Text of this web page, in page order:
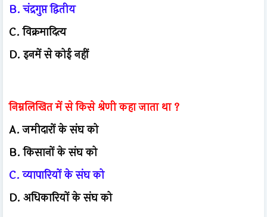
B. चंद्रगुप्त द्वितीय
C. विक्रमादित्य
D. इनमें से कोई नहीं
निम्नलिखित में से किसे श्रेणी कहा जाता था ?
A. जमीदारों के संघ को
B. किसानों के संघ को
C. व्यापारियों के संघ को
D. अधिकारियों के संघ को